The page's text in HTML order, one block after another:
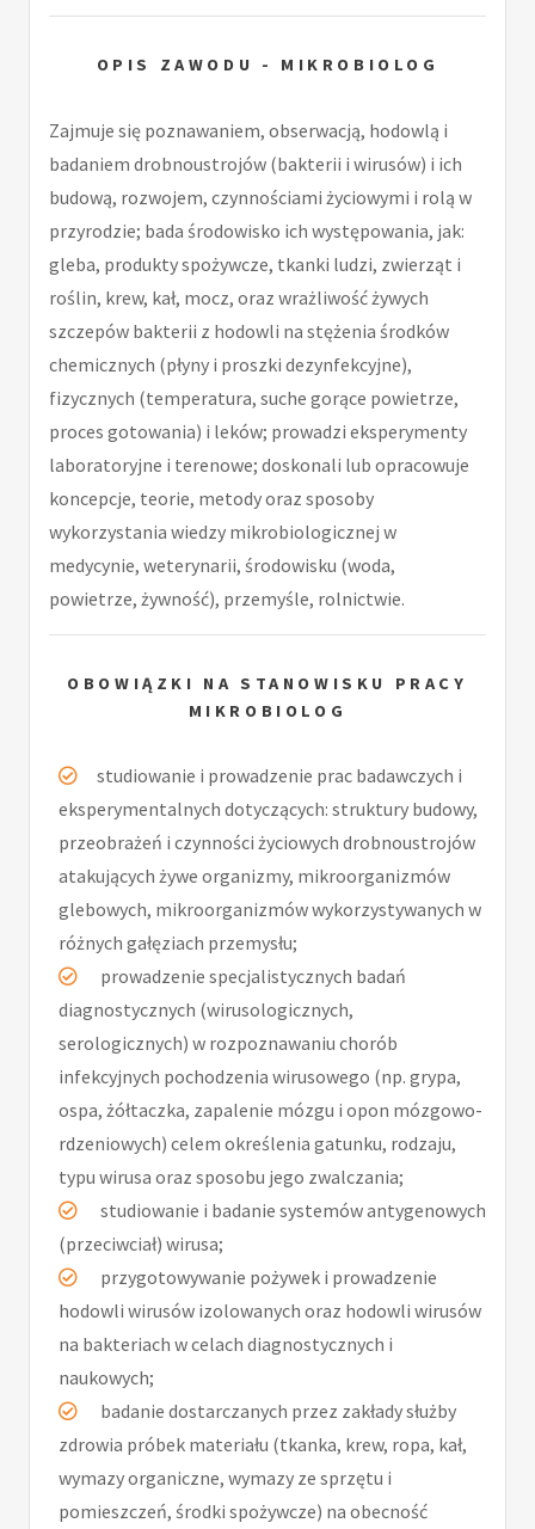
OPIS ZAWODU - MIKROBIOLOG
Zajmuje się poznawaniem, obserwacją, hodowlą i
badaniem drobnoustrojów (bakterii i wirusów) i ich
budową, rozwojem, czynnościami życiowymi i rolą w
przyrodzie; bada środowisko ich występowania, jak:
gleba, produkty spożywcze, tkanki ludzi, zwierząt i
roślin, krew, kał, mocz, oraz wrażliwość żywych
szczepów bakterii z hodowli na stężenia środków
chemicznych (płyny i proszki dezynfekcyjne),
fizycznych (temperatura, suche gorące powietrze,
proces gotowania) i leków; prowadzi eksperymenty
laboratoryjne i terenowe; doskonali lub opracowuje
koncepcje, teorie, metody oraz sposoby
wykorzystania wiedzy mikrobiologicznej w
medycynie, weterynarii, środowisku (woda,
powietrze, żywność), przemyśle, rolnictwie.
OBOWIĄZKI NA STANOWISKU PRACY
MIKROBIOLOG
studiowanie i prowadzenie prac badawczych i
eksperymentalnych dotyczących: struktury budowy,
przeobrażeń i czynności życiowych drobnoustrojów
atakujących żywe organizmy, mikroorganizmów
glebowych, mikroorganizmów wykorzystywanych w
różnych gałęziach przemysłu;
prowadzenie specjalistycznych badań
diagnostycznych (wirusologicznych,
serologicznych) w rozpoznawaniu chorób
infekcyjnych pochodzenia wirusowego (np. grypa,
ospa, żółtaczka, zapalenie mózgu i opon mózgowo-
rdzeniowych) celem określenia gatunku, rodzaju,
typu wirusa oraz sposobu jego zwalczania;
studiowanie i badanie systemów antygenowych
(przeciwciał) wirusa;
przygotowywanie pożywek i prowadzenie
hodowli wirusów izolowanych oraz hodowli wirusów
na bakteriach w celach diagnostycznych i
naukowych;
badanie dostarczanych przez zakłady służby
zdrowia próbek materiału (tkanka, krew, ropa, kał,
wymazy organiczne, wymazy ze sprzętu i
pomieszczeń, środki spożywcze) na obecność